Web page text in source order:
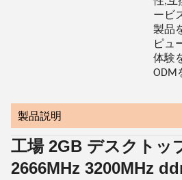
ービ
製品
ピュ
体験
ODM
製品説明
工場 2GB デスクトッ
2666MHz 3200MHz